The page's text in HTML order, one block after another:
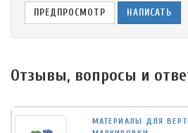
Отзывы, вопросы и
МАТЕРИАЛЫ ДЛЯ